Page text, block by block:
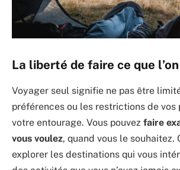
La liberté de faire ce que
Voyager seul signifie ne pas être
préférences ou les restrictions de vos
votre entourage. Vous pouvez faire
vous voulez, quand vous le souhaitez.
explorer les destinations qui vous